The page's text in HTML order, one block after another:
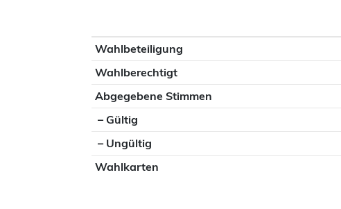
Datensatz
Wahlbeteiligung
Wahlberechtigt
Abgegebene Stimmen
– Gültig
– Ungültig
Wahlkarten